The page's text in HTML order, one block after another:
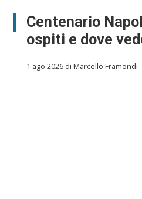
Centenario
ospiti e dove
1 ago 2026 di Marcello Framondi